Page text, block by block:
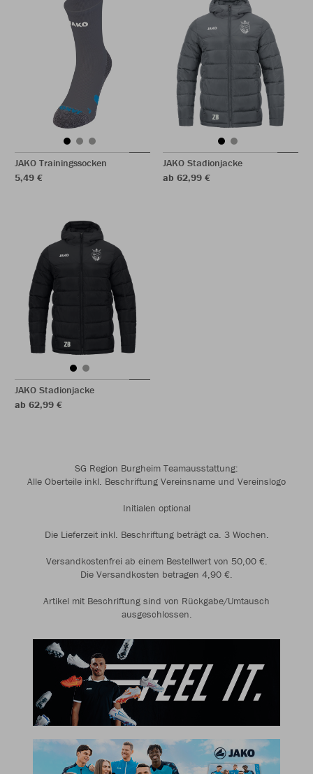
JAKO Trainingssocken
5,49 €
JAKO Stadionjacke
ab 62,99 €
JAKO Stadionjacke
ab 62,99 €
SG Region Burgheim Teamausstattung:
Alle Oberteile inkl. Beschriftung Vereinsname und Vereinslogo
Initialen optional
Die Lieferzeit inkl. Beschriftung beträgt ca. 3 Wochen.
Versandkostenfrei ab einem Bestellwert von 50,00 €.
Die Versandkosten betragen 4,90 €.
Artikel mit Beschriftung sind von Rückgabe/Umtausch
ausgeschlossen.